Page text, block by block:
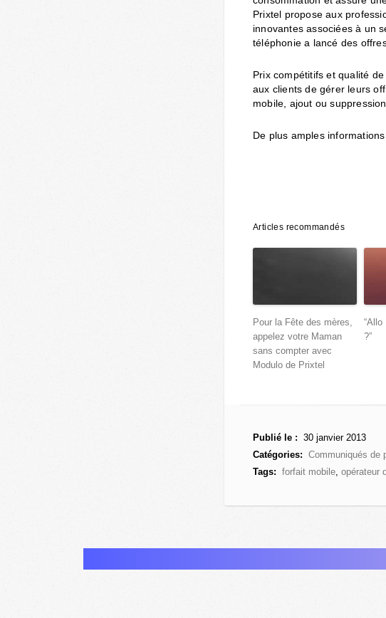
Prixtel propose aux
innovantes associées à un
téléphonie a lancé des
Prix compétitifs et qualité
aux clients de gérer leurs
mobile, ajout ou
De plus amples
Articles recommandés
Pour la Fête des mères,
appelez votre Maman
sans compter avec
Modulo de Prixtel
?”
Publié le : 30 janvier 2013
Catégories: Communiqués de
Tags: forfait mobile opérateur